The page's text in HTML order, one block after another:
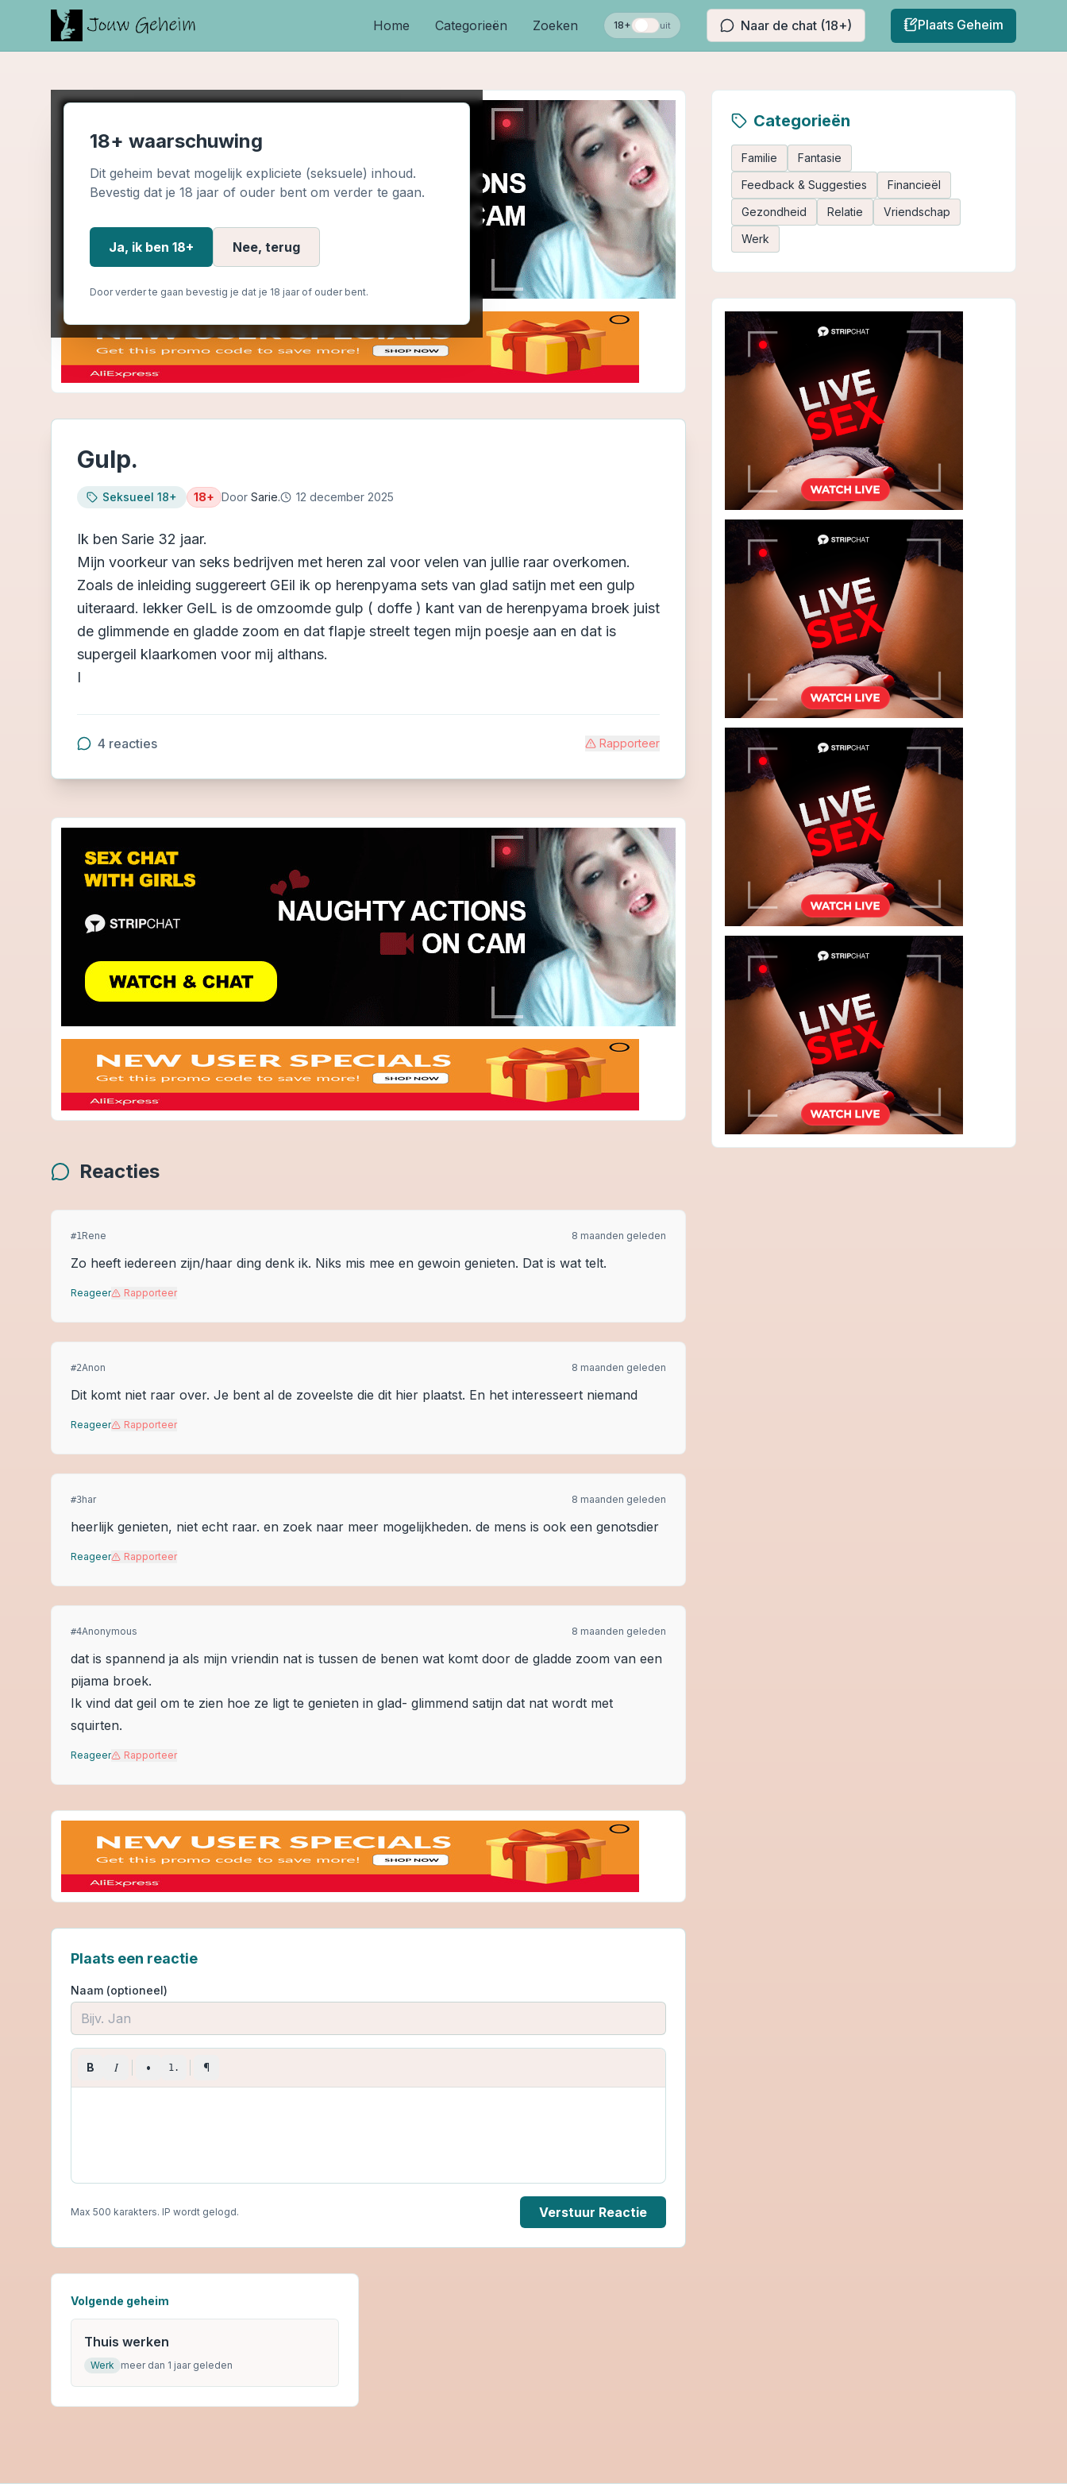
Home Categorieën Zoeken 18+ uit Naar de chat (18+) Plaats Geheim
18+ waarschuwing
Dit geheim bevat mogelijk expliciete (seksuele) inhoud.
Bevestig dat je 18 jaar of ouder bent om verder te gaan.
Ja, ik ben 18+ Nee, terug
Door verder te gaan bevestig je dat je 18 jaar of ouder bent.
Gulp.
Seksueel 18+ 18+ Door Sarie. 12 december 2025
Ik ben Sarie 32 jaar.
Mijn voorkeur van seks bedrijven met heren zal voor velen van jullie raar overkomen.
Zoals de inleiding suggereert GEil ik op herenpyama sets van glad satijn met een gulp
uiteraard. lekker GeIL is de omzoomde gulp ( doffe ) kant van de herenpyama broek juist
de glimmende en gladde zoom en dat flapje streelt tegen mijn poesje aan en dat is
supergeil klaarkomen voor mij althans.
I
4 reacties Rapporteer
Reacties
#1Rene 8 maanden geleden
Zo heeft iedereen zijn/haar ding denk ik. Niks mis mee en gewoin genieten. Dat is wat telt.
Reageer Rapporteer
#2Anon 8 maanden geleden
Dit komt niet raar over. Je bent al de zoveelste die dit hier plaatst. En het interesseert niemand
Reageer Rapporteer
#3har 8 maanden geleden
heerlijk genieten, niet echt raar. en zoek naar meer mogelijkheden. de mens is ook een genotsdier
Reageer Rapporteer
#4Anonymous 8 maanden geleden
dat is spannend ja als mijn vriendin nat is tussen de benen wat komt door de gladde zoom van een
pijama broek.
Ik vind dat geil om te zien hoe ze ligt te genieten in glad- glimmend satijn dat nat wordt met
squirten.
Reageer Rapporteer
Plaats een reactie
Naam (optioneel)
B I • 1. ¶
Max 500 karakters. IP wordt gelogd. Verstuur Reactie
Volgende geheim
Thuis werken
Werk meer dan 1 jaar geleden
Categorieën
Familie
Fantasie
Feedback & Suggesties
Financieël
Gezondheid
Relatie
Vriendschap
Werk